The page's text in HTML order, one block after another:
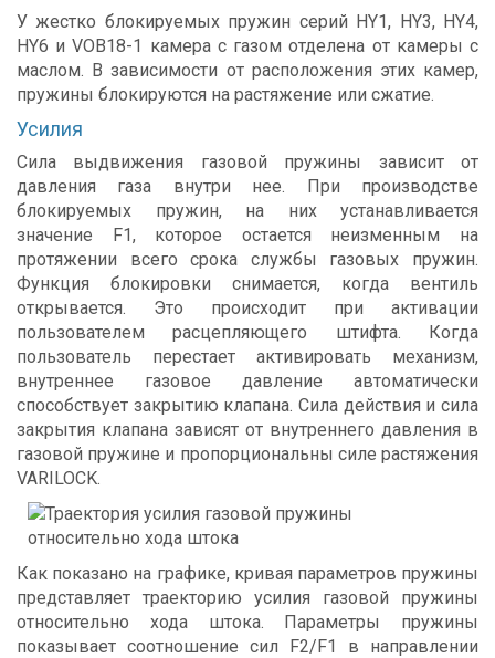
У жестко блокируемых пружин серий HY1, HY3, HY4,
HY6 и VOB18-1 камера с газом отделена от камеры с
маслом. В зависимости от расположения этих камер,
пружины блокируются на растяжение или сжатие.
Усилия
Сила выдвижения газовой пружины зависит от
давления газа внутри нее. При производстве
блокируемых пружин, на них устанавливается
значение F1, которое остается неизменным на
протяжении всего срока службы газовых пружин.
Функция блокировки снимается, когда вентиль
открывается. Это происходит при активации
пользователем расцепляющего штифта. Когда
пользователь перестает активировать механизм,
внутреннее газовое давление автоматически
способствует закрытию клапана. Сила действия и сила
закрытия клапана зависят от внутреннего давления в
газовой пружине и пропорциональны силе растяжения
VARILOCK.
Как показано на графике, кривая параметров пружины
представляет траекторию усилия газовой пружины
относительно хода штока. Параметры пружины
показывает соотношение сил F2/F1 в направлении